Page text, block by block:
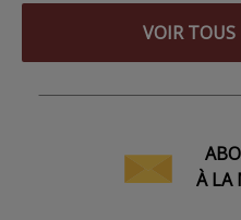
VOIR TOUS
À LA